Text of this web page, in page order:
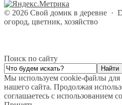
© 2026 Свой домик в деревне ·
огород, цветник, хозяйство
Поиск по сайту
Мы используем cookie-файлы для
нашего сайта. Продолжая
соглашаетесь с использованием